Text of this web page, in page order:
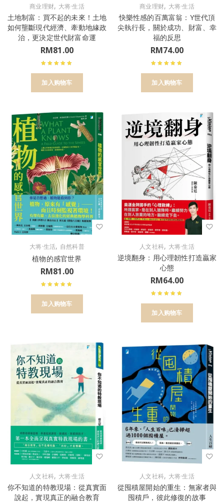
商业理财, 大将·生活
土地制富：買不起的未來！土地
如何壟斷現代經濟、牽動地緣政
治，更決定世代財富命運
RM81.00
加入购物车
商业理财, 大将·生活
快樂性感的百萬富翁：Y世代頂
尖執行長，關於成功、財富、幸
福的反思
RM74.00
加入购物车
大将·生活, 自然科普
植物的感官世界
RM81.00
加入购物车
人文社科, 大将·生活
逆境翻身：用心理韌性打造贏家
心態
RM64.00
加入购物车
人文社科, 大将·生活
你不知道的特教現場：從真實面
說起，實現真正的融合教育
人文社科, 大将·生活
從囤積屋開始的重生：無家者與
囤積戶，彼此修復的故事